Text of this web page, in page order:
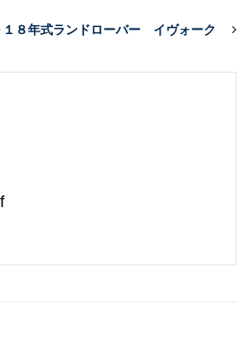
１８年式ランドローバー イヴォーク